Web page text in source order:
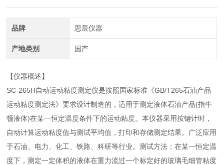
品牌 思辰仪器
产地类别 国产
【仪器概述】
SC-265H自动运动粘度测定仪是按照国家标准《GB/T265石油产品
运动粘度测定法》要求设计制造的，适用于测定液体石油产品(指牛
顿液体)在某一恒定温度条件下的运动粘度。本仪器采用按键计时，
自动计算运动粘度值与测试平均值，打印和存储测定结果。广泛应用
于石油、电力、化工、铁路、科研等行业。测试方法：在某一恒定温
度下，测定一定体积的液体在重力流过一个标定好的玻璃毛细管粘度